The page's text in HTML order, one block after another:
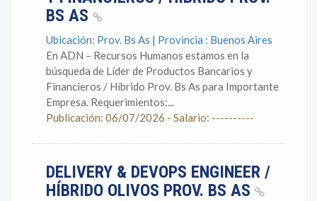
BS AS
Ubicación: Prov. Bs As | Provincia : Buenos Aires
En ADN – Recursos Humanos estamos en la
búsqueda de Líder de Productos Bancarios y
Financieros / Híbrido Prov. Bs As para Importante
Empresa. Requerimientos:...
Publicación: 06/07/2026 - Salario: ----------
DELIVERY & DEVOPS ENGINEER /
HÍBRIDO OLIVOS PROV. BS AS